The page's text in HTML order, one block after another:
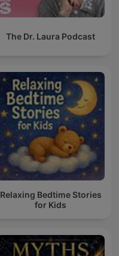
The Dr. Laura Podcast
Relaxing Bedtime Stories
for Kids